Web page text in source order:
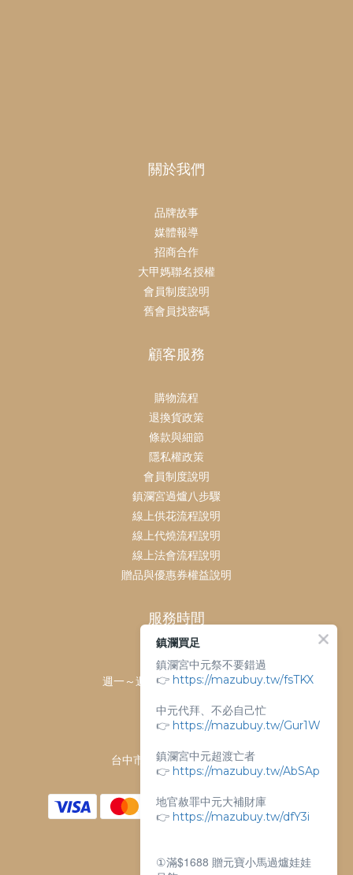
關於我們
品牌故事
媒體報導
招商合作
大甲媽聯名授權
會員制度說明
舊會員找密碼
顧客服務
購物流程
退換貨政策
條款與細節
隱私權政策
會員制度說明
鎮瀾宮過爐八步驟
線上供花流程說明
線上代燒流程說明
線上法會流程說明
贈品與優惠券權益說明
服務時間
客服時間：
週一～週日 上午9點～下午6點
04-26763688
台中市大甲區順天路238號
鎮瀾買足
鎮瀾宮中元祭不要錯過
👉 https://mazubuy.tw/fsTKX
中元代拜、不必自己忙
👉 https://mazubuy.tw/Gur1W
鎮瀾宮中元超渡亡者
👉 https://mazubuy.tw/AbSAp
地官赦罪中元大補財庫
👉 https://mazubuy.tw/dfY3i
①滿$1688 贈元寶小馬過爐娃娃